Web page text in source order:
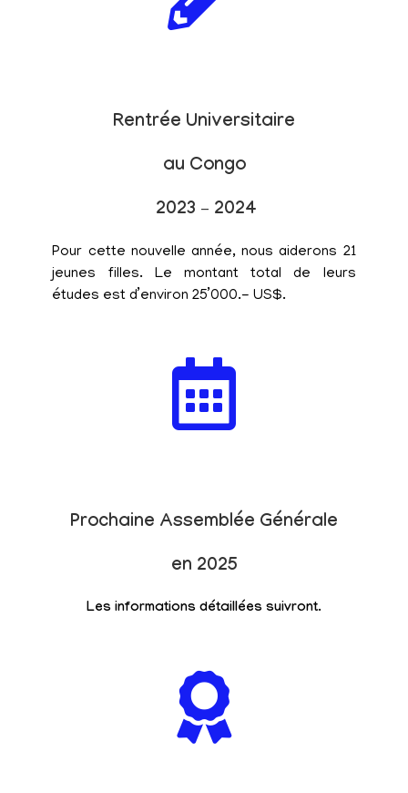
Rentrée Universitaire
au Congo
2023 – 2024
Pour cette nouvelle année, nous aiderons 21
jeunes filles. Le montant total de leurs
études est d’environ 25’000.- US$.
Prochaine Assemblée Générale
en 2025
Les informations détaillées suivront.